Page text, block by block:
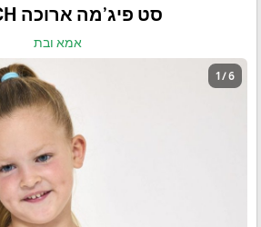
סט פיג’מה ארוכה STITCH
אמא ובת
1 / 6